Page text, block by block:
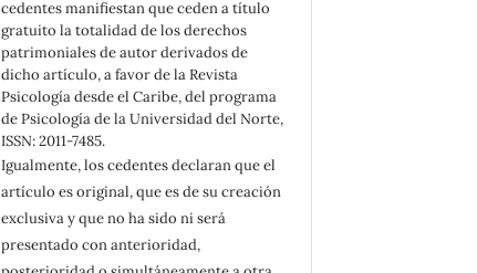
cedentes manifiestan que ceden a título
gratuito la totalidad de los derechos
patrimoniales de autor derivados de
dicho artículo, a favor de la Revista
Psicología desde el Caribe, del programa
de Psicología de la Universidad del Norte,
ISSN: 2011-7485.
Igualmente, los cedentes declaran que el
artículo es original, que es de su creación
exclusiva y que no ha sido ni será
presentado con anterioridad,